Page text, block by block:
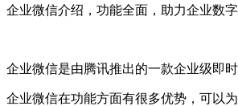
企业微信介绍，功能全面，助力企业数
企业微信是由腾讯推出的一款企业级即
企业微信在功能方面有很多优势，可以